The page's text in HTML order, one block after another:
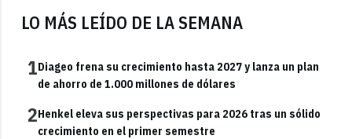
LO MÁS LEÍDO DE LA SEMANA
1Diageo frena su crecimiento hasta 2027 y lanza un plan
de ahorro de 1.000 millones de dólares
2Henkel eleva sus perspectivas para 2026 tras un sólido
crecimiento en el primer semestre